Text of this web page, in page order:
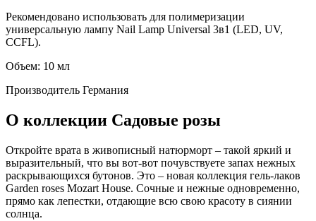
Рекомендовано использовать для полимеризации
универсальную лампу Nail Lamp Universal 3в1 (LED, UV,
CCFL).
Объем: 10 мл
Производитель Германия
О коллекции Садовые розы
Откройте врата в живописный натюрморт – такой яркий и
выразительный, что вы вот-вот почувствуете запах нежных
раскрывающихся бутонов. Это – новая коллекция гель-лаков
Garden roses Mozart House. Сочные и нежные одновременно,
прямо как лепестки, отдающие всю свою красоту в сиянии
солнца.